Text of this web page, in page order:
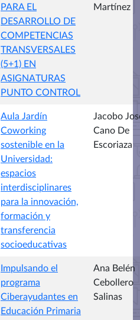
PARA EL
DESARROLLO DE
COMPETENCIAS
TRANSVERSALES
(5+1) EN
ASIGNATURAS
PUNTO CONTROL
Martínez
Aula Jardín
Coworking
sostenible en la
Universidad:
espacios
interdisciplinares
para la innovación,
formación y
transferencia
socioeducativas
Jacobo
Cano De
Escoriaza
Impulsando el
programa
Ciberayudantes en
Educación Primaria
Ana Belén
Cebollero
Salinas